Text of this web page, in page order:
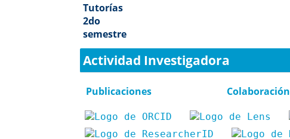
Tutorías
2do
semestre
Actividad Investigadora
Publicaciones Colaboración